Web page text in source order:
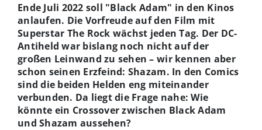
Ende Juli 2022 soll "Black Adam" in den Kinos
anlaufen. Die Vorfreude auf den Film mit
Superstar The Rock wächst jeden Tag. Der DC-
Antiheld war bislang noch nicht auf der
großen Leinwand zu sehen – wir kennen aber
schon seinen Erzfeind: Shazam. In den Comics
sind die beiden Helden eng miteinander
verbunden. Da liegt die Frage nahe: Wie
könnte ein Crossover zwischen Black Adam
und Shazam aussehen?